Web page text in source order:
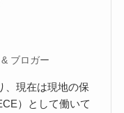
ブロガー
、現在は現地の保
）として働いて